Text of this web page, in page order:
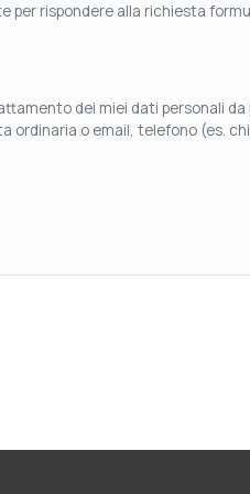
rispondere alla richiesta
dei miei dati personali
ordinaria o email, telefono (es.